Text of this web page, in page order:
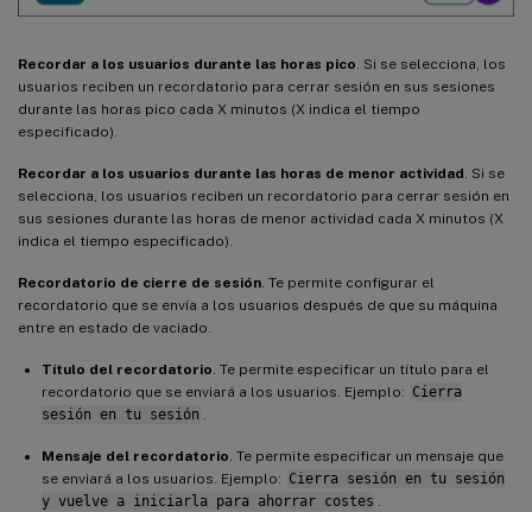
Recordar a los usuarios durante las horas pico. Si se selecciona, los
usuarios reciben un recordatorio para cerrar sesión en sus sesiones
durante las horas pico cada X minutos (X indica el tiempo
especificado).
Recordar a los usuarios durante las horas de menor actividad. Si se
selecciona, los usuarios reciben un recordatorio para cerrar sesión en
sus sesiones durante las horas de menor actividad cada X minutos (X
indica el tiempo especificado).
Recordatorio de cierre de sesión. Te permite configurar el
recordatorio que se envía a los usuarios después de que su máquina
entre en estado de vaciado.
Título del recordatorio. Te permite especificar un título para el
recordatorio que se enviará a los usuarios. Ejemplo: Cierra
sesión en tu sesión .
Mensaje del recordatorio. Te permite especificar un mensaje que
se enviará a los usuarios. Ejemplo: Cierra sesión en tu sesión
y vuelve a iniciarla para ahorrar costes .